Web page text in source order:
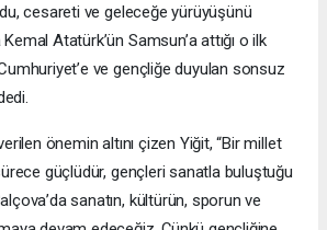
cesareti ve geleceğe yürüyüşünü
Atatürk’ün Samsun’a attığı o ilk
Cumhuriyet’e ve gençliğe duyulan sonsuz
önemin altını çizen Yiğit, “Bir millet
güçlüdür, gençleri sanatla buluştuğu
sanatın, kültürün, sporun ve